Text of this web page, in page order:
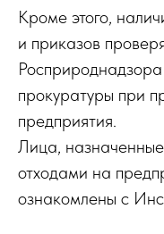
Кроме этого,
и приказов
прокуратуры при
предприятия.
Лица,
отходами на
ознакомлены с